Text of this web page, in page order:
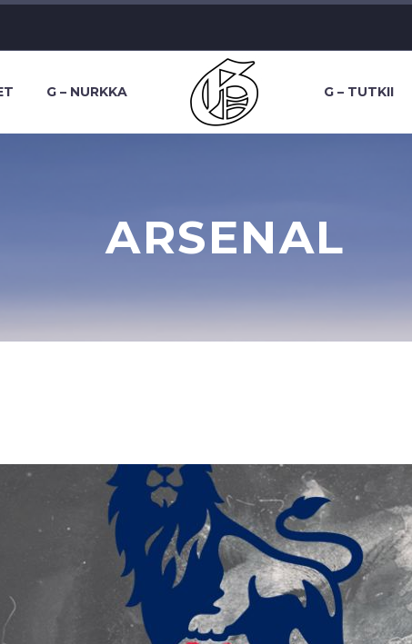
G – NURKKA G – TUTKII
ARSENAL